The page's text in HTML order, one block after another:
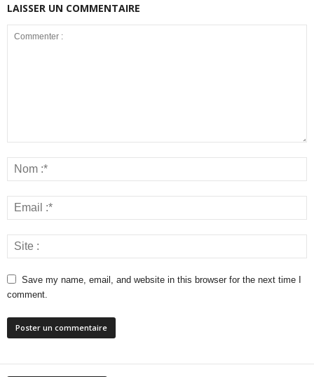
LAISSER UN COMMENTAIRE
Save my name, email, and website in this browser for the next time I
comment.